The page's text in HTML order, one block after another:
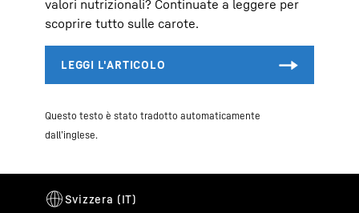
valori nutrizionali? Continuate a leggere per
scoprire tutto sulle carote.
Questo testo è stato tradotto automaticamente
dall’inglese.